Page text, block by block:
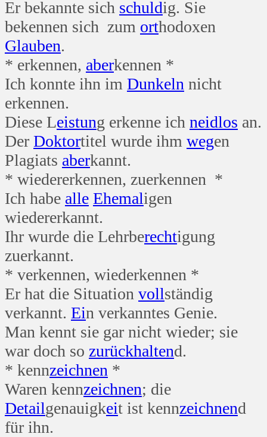
Er bekannte sich schuldig. Sie
bekennen sich zum orthodoxen
Glauben.
* erkennen, aberkennen *
Ich konnte ihn im Dunkeln nicht
erkennen.
Diese Leistung erkenne ich neidlos an.
Der Doktortitel wurde ihm wegen
Plagiats aberkannt.
* wiedererkennen, zuerkennen *
Ich habe alle Ehemaligen
wiedererkannt.
Ihr wurde die Lehrberechtigung
zuerkannt.
* verkennen, wiederkennen *
Er hat die Situation vollständig
verkannt. Ein verkanntes Genie.
Man kennt sie gar nicht wieder; sie
war doch so zurückhaltend.
* kennzeichnen *
Waren kennzeichnen; die
Detailgenauigkeit ist kennzeichnend
für ihn.